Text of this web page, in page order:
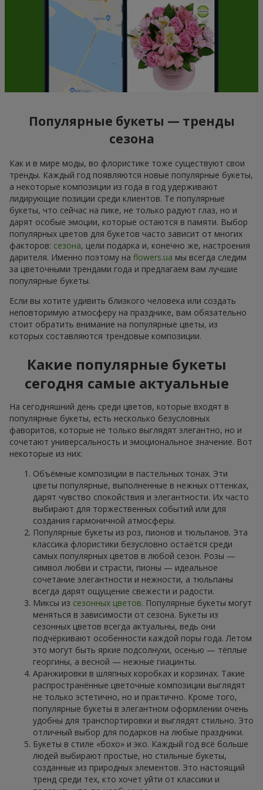
Популярные букеты — тренды
сезона
Как и в мире моды, во флористике тоже существуют свои
тренды. Каждый год появляются новые популярные букеты,
а некоторые композиции из года в год удерживают
лидирующие позиции среди клиентов. Те популярные
букеты, что сейчас на пике, не только радуют глаз, но и
дарят особые эмоции, которые остаются в памяти. Выбор
популярных цветов для букетов часто зависит от многих
факторов: сезона, цели подарка и, конечно же, настроения
дарителя. Именно поэтому на flowers.ua мы всегда следим
за цветочными трендами года и предлагаем вам лучшие
популярные букеты.
Если вы хотите удивить близкого человека или создать
неповторимую атмосферу на празднике, вам обязательно
стоит обратить внимание на популярные цветы, из
которых составляются трендовые композиции.
Какие популярные букеты
сегодня самые актуальные
На сегодняшний день среди цветов, которые входят в
популярные букеты, есть несколько безусловных
фаворитов, которые не только выглядят элегантно, но и
сочетают универсальность и эмоциональное значение. Вот
некоторые из них:
Объёмные композиции в пастельных тонах. Эти
цветы популярные, выполненные в нежных оттенках,
дарят чувство спокойствия и элегантности. Их часто
выбирают для торжественных событий или для
создания гармоничной атмосферы.
Популярные букеты из роз, пионов и тюльпанов. Эта
классика флористики безусловно остаётся среди
самых популярных цветов в любой сезон. Розы —
символ любви и страсти, пионы — идеальное
сочетание элегантности и нежности, а тюльпаны
всегда дарят ощущение свежести и радости.
Миксы из сезонных цветов. Популярные букеты могут
меняться в зависимости от сезона. Букеты из
сезонных цветов всегда актуальны, ведь они
подчёркивают особенности каждой поры года. Летом
это могут быть яркие подсолнухи, осенью — тёплые
георгины, а весной — нежные гиацинты.
Аранжировки в шляпных коробках и корзинах. Такие
распространённые цветочные композиции выглядят
не только эстетично, но и практично. Кроме того,
популярные букеты в элегантном оформлении очень
удобны для транспортировки и выглядят стильно. Это
отличный выбор для подарков на любые праздники.
Букеты в стиле «бохо» и эко. Каждый год всё больше
людей выбирают простые, но стильные букеты,
созданные из природных элементов. Это настоящий
тренд среди тех, кто хочет уйти от классики и